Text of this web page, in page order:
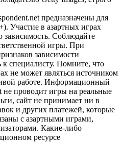
предназначены для
Участие в азартных играх
зависимость. Соблюдайте
игры. При
зависимости
к специалисту. Помните, что
не может являться источником
работе. Информационный
не проводит игры на реальные
сайт не принимает ни в
и других платежей, которые
с азартными играми,
Какие-либо
ресурсе